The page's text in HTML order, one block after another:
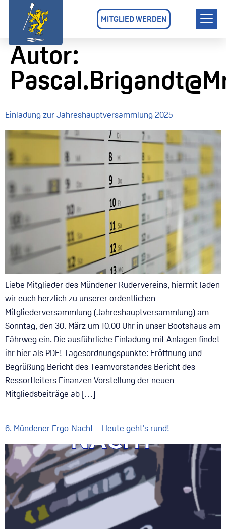
MITGLIED WERDEN
Autor:
Einladung zur Jahreshauptversammlung 2025
Liebe Mitglieder des Mündener Rudervereins, hiermit laden
wir euch herzlich zu unserer ordentlichen
Mitgliederversammlung (Jahreshauptversammlung) am
Sonntag, den 30. März um 10.00 Uhr in unser Bootshaus am
Fährweg ein. Die ausführliche Einladung mit Anlagen findet
ihr hier als PDF! Tagesordnungspunkte: Eröffnung und
Begrüßung Bericht des Teamvorstandes Bericht des
Ressortleiters Finanzen Vorstellung der neuen
Mitgliedsbeiträge ab […]
6. Mündener Ergo-Nacht – Heute geht’s rund!